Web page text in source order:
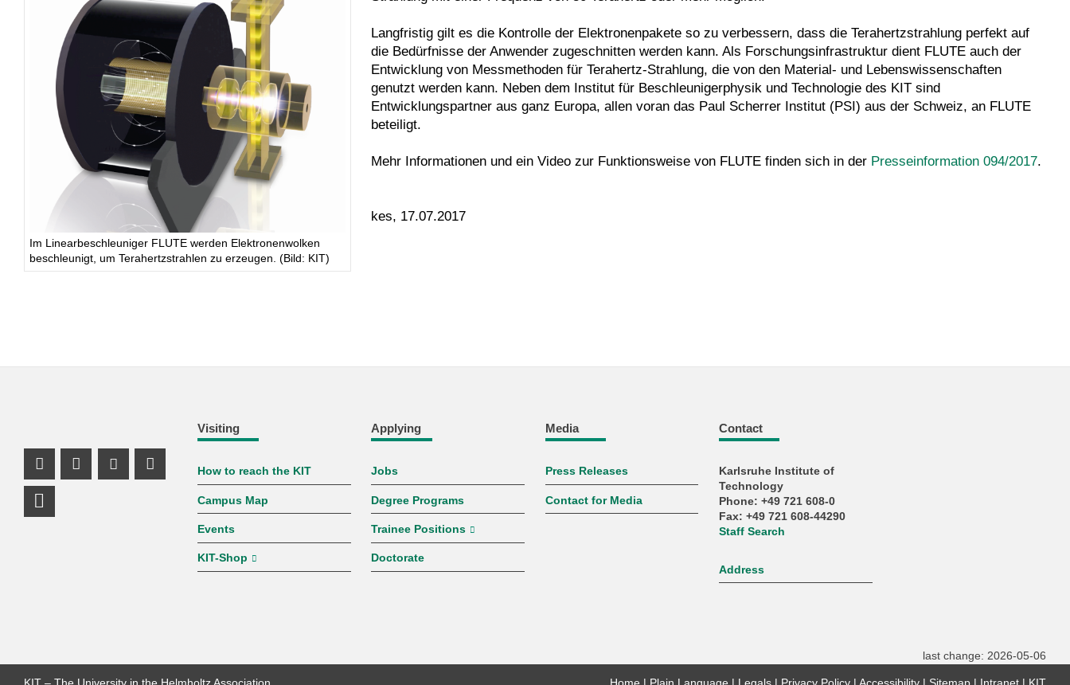
Im Linearbeschleuniger FLUTE werden Elektronenwolken
beschleunigt, um Terahertzstrahlen zu erzeugen. (Bild: KIT)
Langfristig gilt es die Kontrolle der Elektronenpakete so zu verbessern, dass die Terahertzstrahlung perfekt auf
die Bedürfnisse der Anwender zugeschnitten werden kann. Als Forschungsinfrastruktur dient FLUTE auch der
Entwicklung von Messmethoden für Terahertz-Strahlung, die von den Material- und Lebenswissenschaften
genutzt werden kann. Neben dem Institut für Beschleunigerphysik und Technologie des KIT sind
Entwicklungspartner aus ganz Europa, allen voran das Paul Scherrer Institut (PSI) aus der Schweiz, an FLUTE
beteiligt.
Mehr Informationen und ein Video zur Funktionsweise von FLUTE finden sich in der Presseinformation 094/2017.
kes, 17.07.2017
Visiting
How to reach the KIT
Campus Map
Events
KIT-Shop
Applying
Jobs
Degree Programs
Trainee Positions
Doctorate
Media
Press Releases
Contact for Media
Contact
Karlsruhe Institute of
Technology
Phone: +49 721 608-0
Fax: +49 721 608-44290
Staff Search
Address
Instagram Profile
Facebook Profile
Youtube Profile
Mastodon Profile
LinkedIn Profile
last change: 2026-05-06